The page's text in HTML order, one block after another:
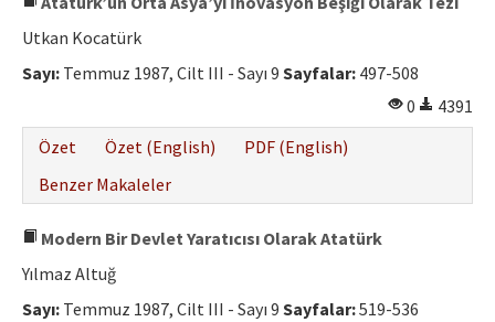
Utkan Kocatürk
Sayı: Temmuz 1987, Cilt III - Sayı 9 Sayfalar: 497-508
0
4391
Özet
Özet (English)
PDF (English)
Benzer Makaleler
Modern Bir Devlet Yaratıcısı Olarak Atatürk
Yılmaz Altuğ
Sayı: Temmuz 1987, Cilt III - Sayı 9 Sayfalar:519-536